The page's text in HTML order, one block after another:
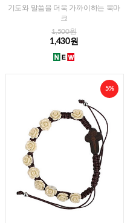
태리)
기도와 말씀을 더욱 가까이하는 북마
크
1,500원
1,430원
5%